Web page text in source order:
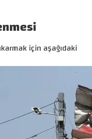
için aşağıdaki